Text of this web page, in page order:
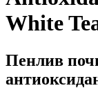
White
Пенлив